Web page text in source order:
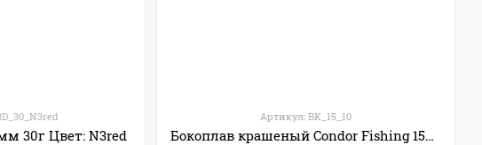
30г Цвет: N3red
Артикул: BK_15_10
Бокоплав крашеный Condor Fishing 15г Цвет: 10